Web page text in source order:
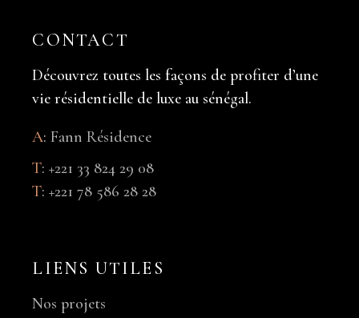
CONTACT
Découvrez toutes les façons de profiter d’une
vie résidentielle de luxe au sénégal.
A:Fann Résidence
T:+221 33 824 29 08
T:+221 78 586 28 28
LIENS UTILES
Nos projets